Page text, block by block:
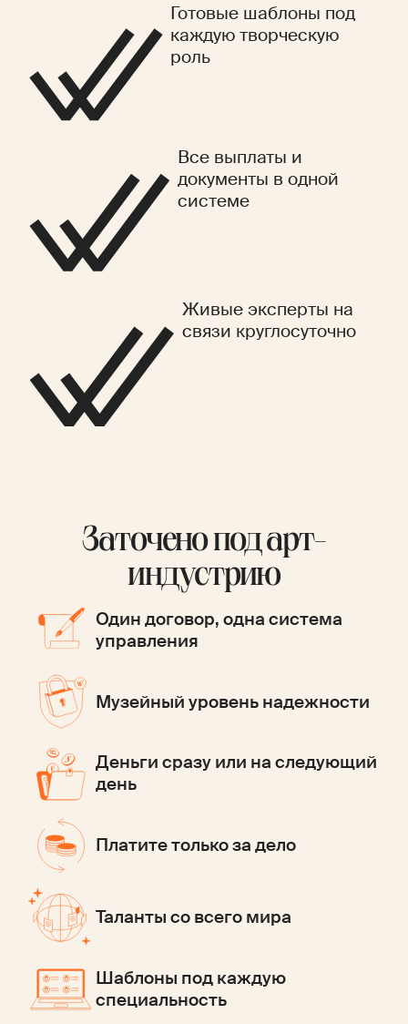
Готовые шаблоны под
каждую творческую
роль
Все выплаты и
документы в одной
системе
Живые эксперты на
связи круглосуточно
Заточено под арт-
индустрию
Один договор, одна система
управления
Музейный уровень надежности
Деньги сразу или на следующий
день
Платите только за дело
Таланты со всего мира
Шаблоны под каждую
специальность